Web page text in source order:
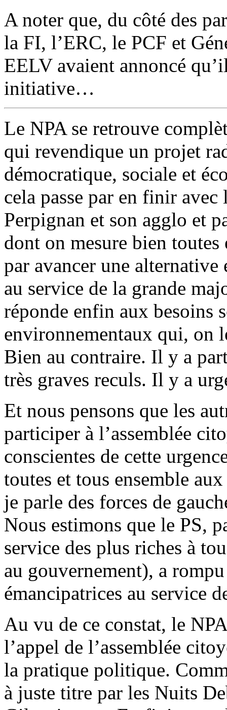
A noter que, du côté des
la FI, l’ERC, le PCF et
EELV avaient annoncé
initiative…
Le NPA se retrouve
qui revendique un projet
démocratique, sociale et
cela passe par en finir
Perpignan et son agglo et
dont on mesure bien
par avancer une
au service de la grande
réponde enfin aux besoins
environnementaux qui, on
Bien au contraire. Il y a
très graves reculs. Il y a
Et nous pensons que les
participer à l’assemblée
conscientes de cette
toutes et tous ensemble
je parle des forces de
Nous estimons que le PS,
service des plus riches à
au gouvernement), a
émancipatrices au service
Au vu de ce constat, le
l’appel de l’assemblée
la pratique politique.
à juste titre par les Nuits